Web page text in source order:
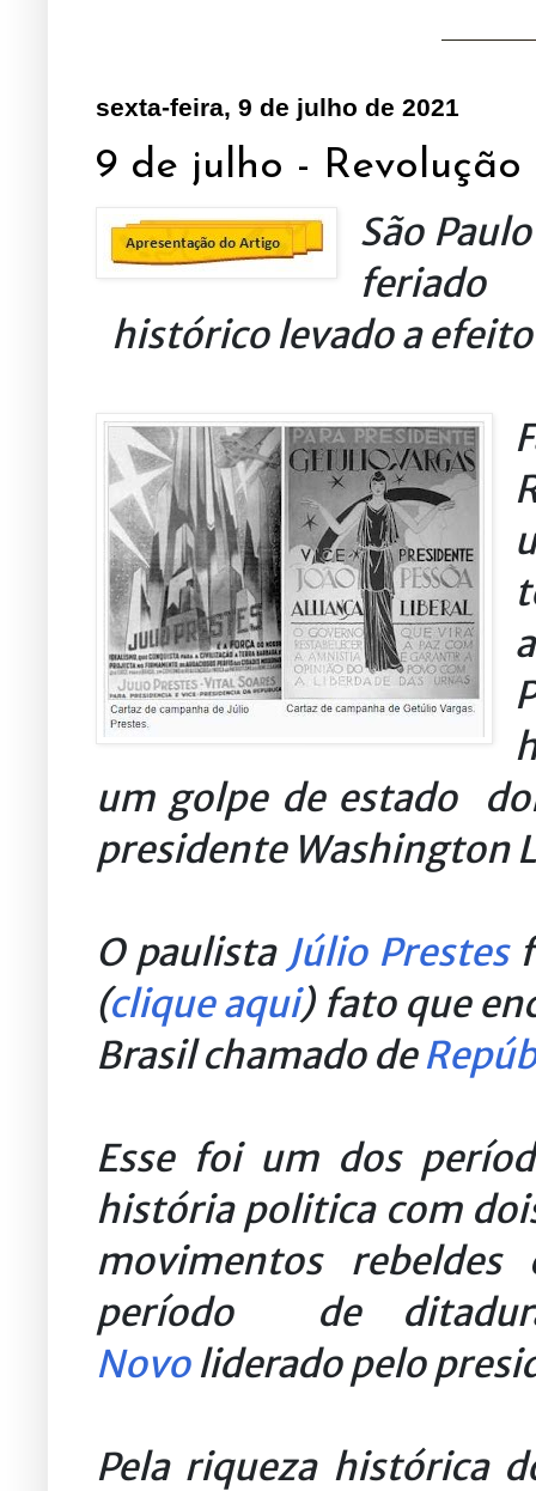
sexta-feira, 9 de julho de 2021
9 de julho -
São
feriado
histórico levado a
um golpe de estado
presidente Washington
O paulista Júlio Prestes
(clique aqui) fato que
Brasil chamado de
Esse foi um dos
história politica com
movimentos
período de
Novoliderado pelo
Pela riqueza histórica